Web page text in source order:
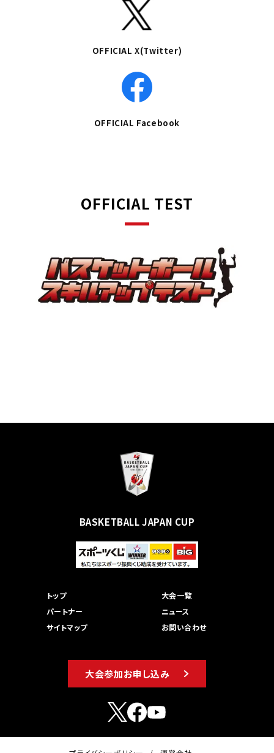
OFFICIAL X(Twitter)
OFFICIAL Facebook
OFFICIAL TEST
BASKETBALL JAPAN CUP
トップ
大会一覧
パートナー
ニュース
サイトマップ
お問い合わせ
大会参加お申し込み